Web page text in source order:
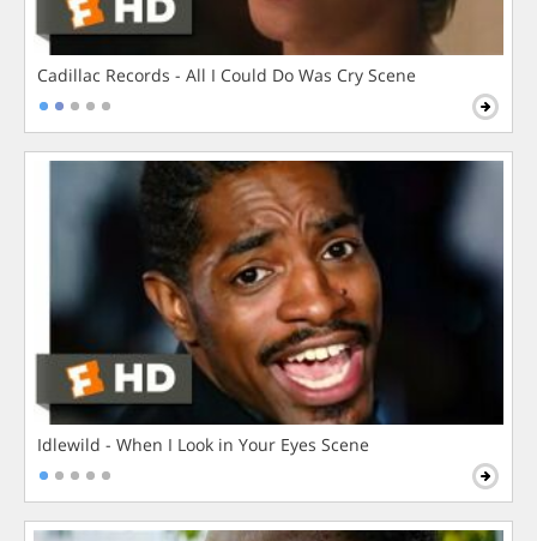
Cadillac Records - All I Could Do Was Cry Scene
Idlewild - When I Look in Your Eyes Scene